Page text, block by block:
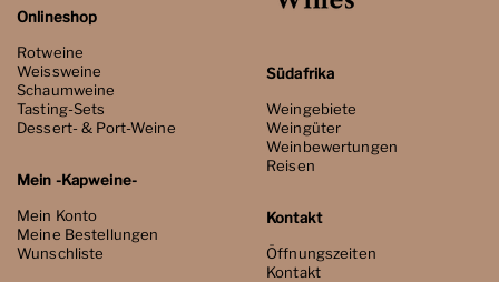
Onlineshop
Rotweine
Weissweine
Schaumweine
Tasting-Sets
Dessert- & Port-Weine
Mein -Kapweine-
Mein Konto
Meine Bestellungen
Wunschliste
Südafrika
Weingebiete
Weingüter
Weinbewertungen
Reisen
Kontakt
Öffnungszeiten
Kontakt